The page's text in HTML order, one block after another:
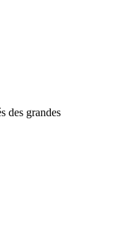
des grandes